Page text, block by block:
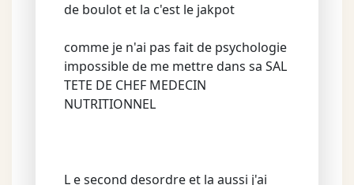
de boulot et la c'est le jakpot
comme je n'ai pas fait de psychologie
impossible de me mettre dans sa SAL
TETE DE CHEF MEDECIN
NUTRITIONNEL
L e second desordre et la aussi j'ai